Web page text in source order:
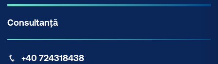
Consultanță
+40 724318438